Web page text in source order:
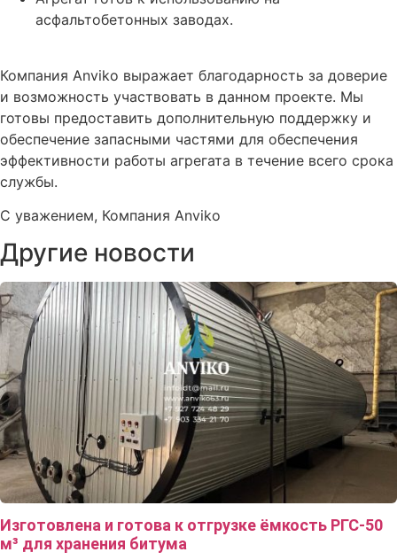
асфальтобетонных заводах.
Компания Anviko выражает благодарность за доверие
и возможность участвовать в данном проекте. Мы
готовы предоставить дополнительную поддержку и
обеспечение запасными частями для обеспечения
эффективности работы агрегата в течение всего срока
службы.
С уважением, Компания Anviko
Другие новости
Изготовлена и готова к отгрузке ёмкость РГС-50
м³ для хранения битума